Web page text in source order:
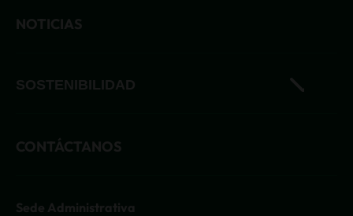
Natumalta
Tecate
Ética y responsabilidad
NOTICIAS
SOSTENIBILIDAD
Carbono Neutro
CONTÁCTANOS
Sede Administrativa